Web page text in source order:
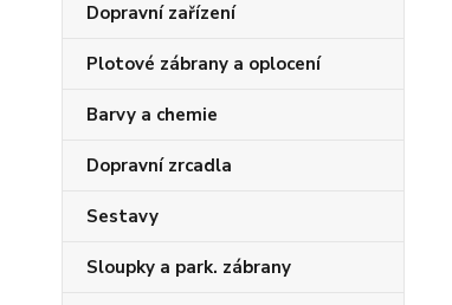
Dopravní zařízení
Plotové zábrany a oplocení
Barvy a chemie
Dopravní zrcadla
Sestavy
Sloupky a park. zábrany